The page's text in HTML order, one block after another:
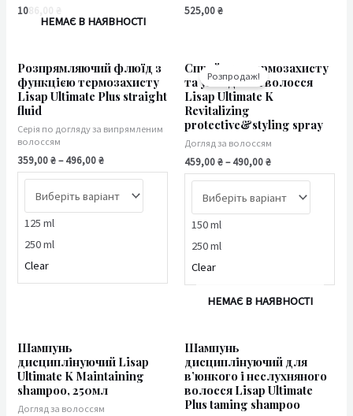
1086,00 525,00₴
НЕМАЄ В НАЯВНОСТІ
Розпрямляючий флюїд з
функцією термозахисту
Lisap Ultimate Plus straight
fluid
Серія по догляду за випрямленим
волоссям
359,00₴–496,00₴
125 ml
250 ml
Clear
Розпродаж!
Спрей для термозахисту
та укладання волосся
Lisap Ultimate K
Revitalizing
protective&styling spray
Догляд за волоссям
459,00₴–490,00₴
150 ml
250 ml
Clear
Шампунь
дисциплінуючий Lisap
Ultimate K Maintaining
shampoo, 250мл
Догляд за волоссям
НЕМАЄ В НАЯВНОСТІ
Шампунь
дисциплінуючий для
в’юнкого і неслухняного
волосся Lisap Ultimate
Plus taming shampoo